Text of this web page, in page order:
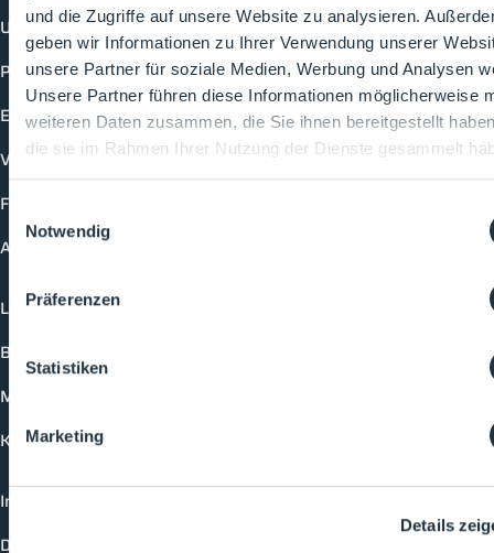
und die Zugriffe auf unsere Website zu analysieren.
geben wir Informationen zu Ihrer Verwendung unserer
unsere Partner für soziale Medien, Werbung und Analysen
Unsere Partner führen diese Informationen möglicherweise
weiteren Daten zusammen, die Sie ihnen bereitgestellt
die sie im Rahmen Ihrer Nutzung der Dienste gesammelt
Einwilligungsauswahl
Notwendig
Präferenzen
Statistiken
Marketing
Details
Unternehmen
Produkte
Events
Vorträge
Future-Faces
Academy
Login
Buchungsmöglichkeiten
Medienformate
Kontakt
Impressum
Datenschutzerklärung